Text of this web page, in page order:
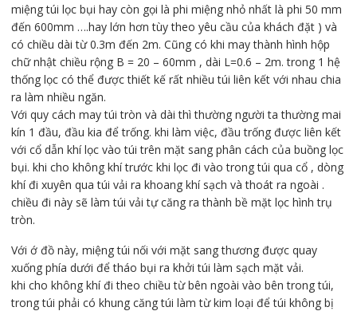
miệng túi lọc bụi hay còn gọi là phi miệng nhỏ nhất là phi 50 mm
đến 600mm ….hay lớn hơn tùy theo yêu cầu của khách đặt ) và
có chiều dài từ 0.3m đến 2m. Cũng có khi may thành hình hộp
chữ nhật chiều rộng B = 20 – 60mm , dài L=0.6 – 2m. trong 1 hệ
thống lọc có thể được thiết kế rất nhiều túi liên kết với nhau chia
ra làm nhiều ngăn.
Với quy cách may túi tròn và dài thì thường người ta thường mai
kín 1 đầu, đầu kia để trống. khi làm việc, đầu trống được liên kết
với cổ dẫn khí lọc vào túi trên mặt sang phân cách của buồng lọc
bụi. khi cho không khí trước khi lọc đi vào trong túi qua cổ , dòng
khí đi xuyên qua túi vải ra khoang khí sạch và thoát ra ngoài .
chiều đi này sẽ làm túi vải tự căng ra thành bề mặt lọc hình trụ
tròn.
Với ớ đồ này, miệng túi nối với mặt sang thương được quay
xuống phía dưới để tháo bụi ra khởi túi làm sạch mặt vải.
khi cho không khí đi theo chiều từ bên ngoài vào bên trong túi,
trong túi phải có khung căng túi làm từ kim loại để túi không bị